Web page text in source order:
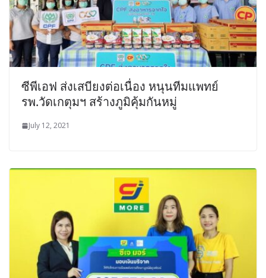
ซีพีเอฟ ส่งเสบียงต่อเนื่อง หนุนทีมแพทย์
รพ.วัดเกตุมฯ สร้างภูมิคุ้มกันหมู่
July 12, 2021